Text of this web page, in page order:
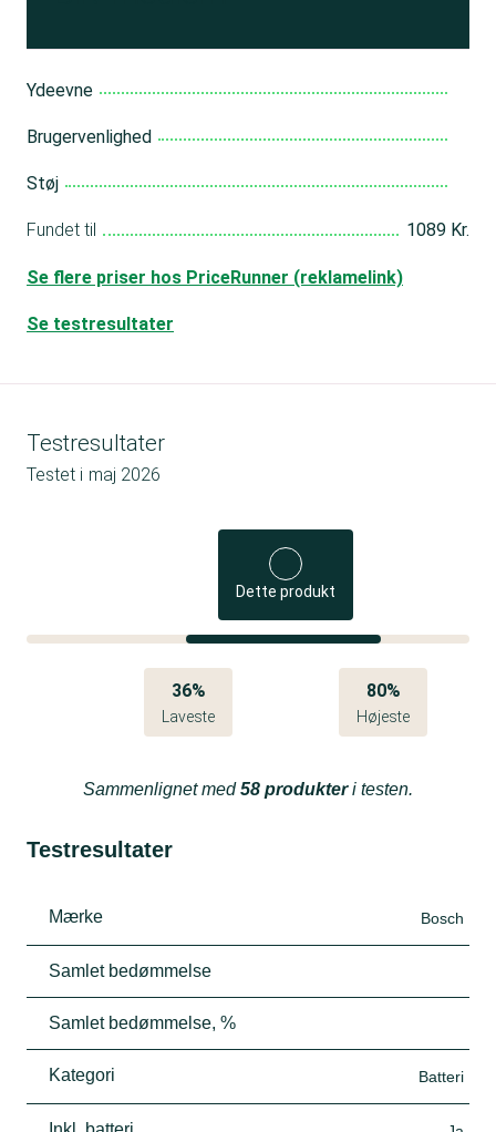
Ydeevne
Brugervenlighed
Støj
Fundet til 1089 Kr.
Se flere priser hos PriceRunner (reklamelink)
Se testresultater
Testresultater
Testet i maj 2026
Dette produkt
36%
Laveste
80%
Højeste
Sammenlignet med58 produkteri testen.
Testresultater
Mærke Bosch
Samlet bedømmelse
Samlet bedømmelse, %
Kategori Batteri